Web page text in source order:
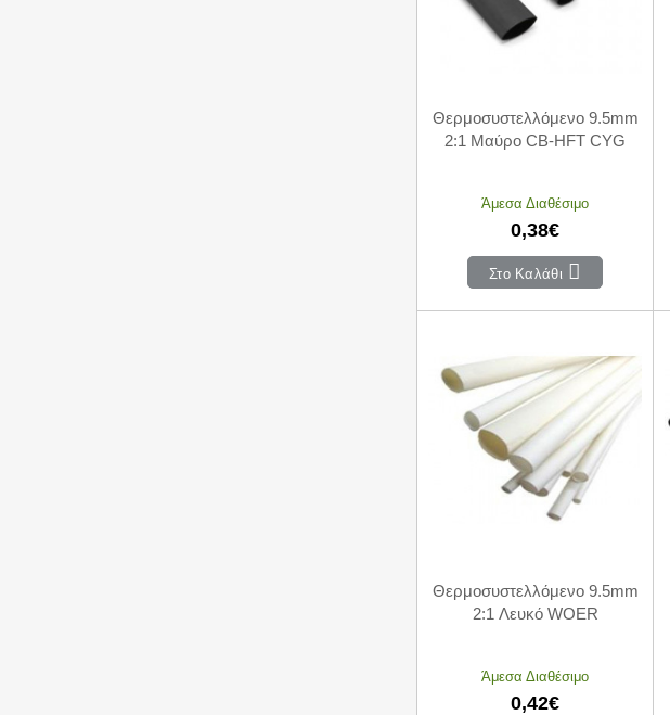
Θερμοσυστελλόμενο 9.5mm
2:1 Μαύρο CB-HFT CYG
Άμεσα Διαθέσιμο
0,38€
Στο Καλάθι
Θερμοσυστελλόμενο 9.5mm
2:1 Λευκό WOER
Άμεσα Διαθέσιμο
0,42€